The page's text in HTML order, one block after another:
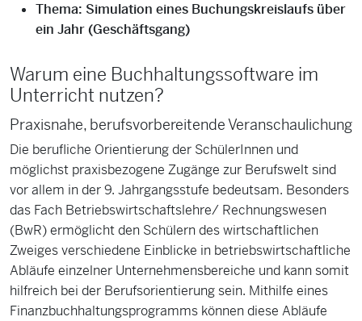
Thema: Simulation eines Buchungskreislaufs über
ein Jahr (Geschäftsgang)
Warum eine Buchhaltungssoftware im
Unterricht nutzen?
Praxisnahe, berufsvorbereitende Veranschaulichung
Die berufliche Orientierung der SchülerInnen und
möglichst praxisbezogene Zugänge zur Berufswelt sind
vor allem in der 9. Jahrgangsstufe bedeutsam. Besonders
das Fach Betriebswirtschaftslehre/ Rechnungswesen
(BwR) ermöglicht den Schülern des wirtschaftlichen
Zweiges verschiedene Einblicke in betriebswirtschaftliche
Abläufe einzelner Unternehmensbereiche und kann somit
hilfreich bei der Berufsorientierung sein. Mithilfe eines
Finanzbuchhaltungsprogramms können diese Abläufe